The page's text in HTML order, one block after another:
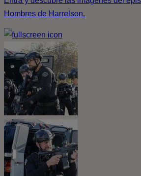
Hombres de Harrelson.